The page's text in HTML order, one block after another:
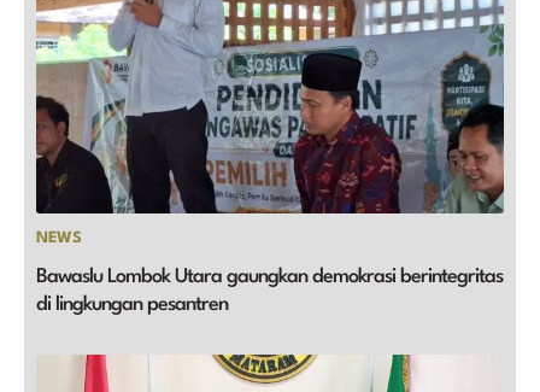
NEWS
Bawaslu Lombok Utara gaungkan demokrasi berintegritas
di lingkungan pesantren